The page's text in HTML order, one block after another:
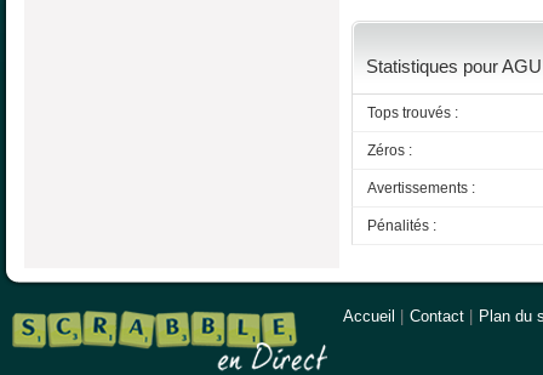
Statistiques pour
Tops trouvés :
Zéros :
Avertissements :
Pénalités :
Accueil Contact Plan du